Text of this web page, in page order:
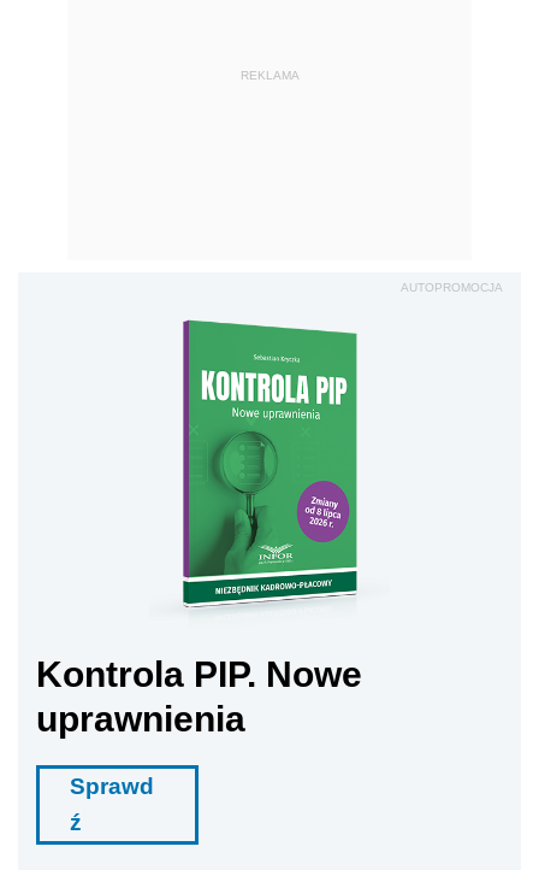
REKLAMA
AUTOPROMOCJA
Kontrola PIP. Nowe
uprawnienia
Sprawd
ź